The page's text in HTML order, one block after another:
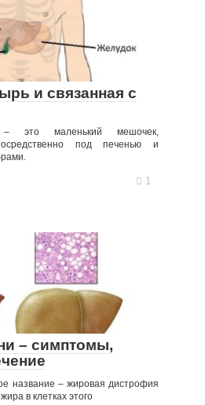
и связанная с
это маленький мешочек,
под печенью и
1
– симптомы,
название – жировая дистрофия
в клетках этого